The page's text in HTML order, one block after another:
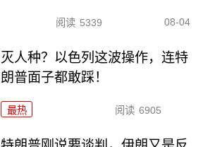
阅读 5339 08-04
灭人种？以色列这波操作，连特
朗普面子都敢踩！
最热 阅读 6905